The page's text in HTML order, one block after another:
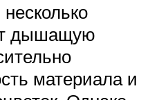
дышащую
материала и